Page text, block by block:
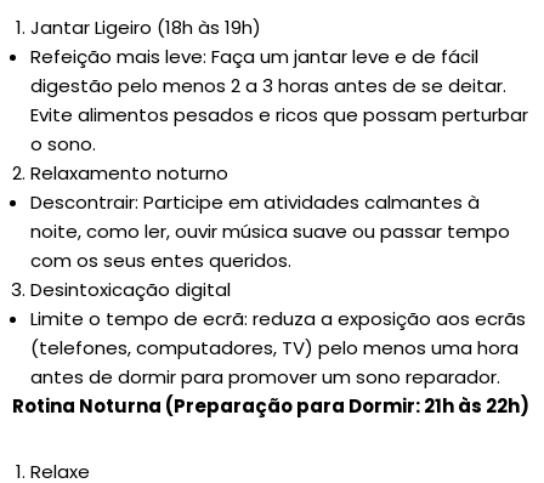
Jantar Ligeiro (18h às 19h)
Refeição mais leve: Faça um jantar leve e de fácil
digestão pelo menos 2 a 3 horas antes de se deitar.
Evite alimentos pesados ​​e ricos que possam perturbar
o sono.
Relaxamento noturno
Descontrair: Participe em atividades calmantes à
noite, como ler, ouvir música suave ou passar tempo
com os seus entes queridos.
Desintoxicação digital
Limite o tempo de ecrã: reduza a exposição aos ecrãs
(telefones, computadores, TV) pelo menos uma hora
antes de dormir para promover um sono reparador.
Rotina Noturna (Preparação para Dormir: 21h às 22h)
Relaxe